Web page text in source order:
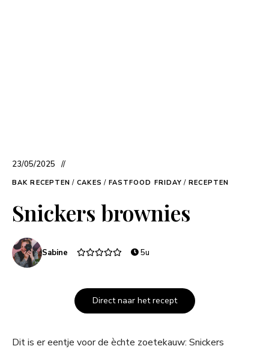
23/05/2025
BAK RECEPTEN / CAKES / FASTFOOD FRIDAY / RECEPTEN
Snickers brownies
Sabine 5u
Direct naar het recept
Dit is er eentje voor de èchte zoetekauw: Snickers